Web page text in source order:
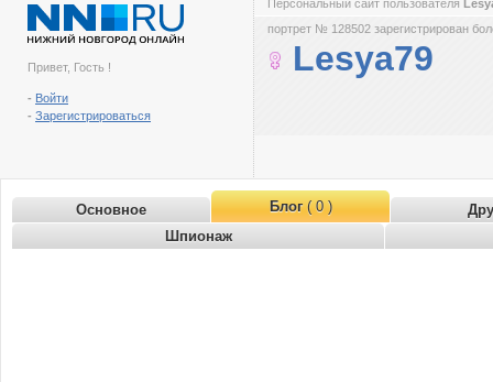
Привет, Гость !
- Войти
- Зарегистрироваться
Персональный сайт пользователя
портрет № 128502 зарегистрирован
Lesya79
Основное Блог( 0 )
Шпионаж